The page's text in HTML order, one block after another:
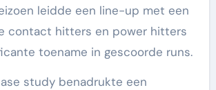
leidde een line-up met een
contact hitters en power hitters
toename in gescoorde runs.
study benadrukte een